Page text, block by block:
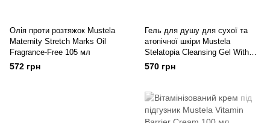
Олія проти розтяжок Mustela
Maternity Stretch Marks Oil
Fragrance-Free 105 мл
572 грн
Гель для душу для сухої та
атопічної шкіри Mustela
Stelatopia Cleansing Gel With
Sunflower 200 мл
570 грн